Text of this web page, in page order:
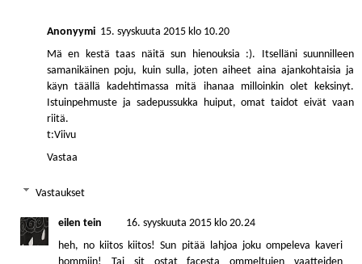
Anonyymi 15. syyskuuta 2015 klo 10.20
Mä en kestä taas näitä sun hienouksia :). Itselläni suunnilleen
samanikäinen poju, kuin sulla, joten aiheet aina ajankohtaisia ja
käyn täällä kadehtimassa mitä ihanaa milloinkin olet keksinyt.
Istuinpehmuste ja sadepussukka huiput, omat taidot eivät vaan
riitä.
t:Viivu
Vastaa
Vastaukset
eilen tein
16. syyskuuta 2015 klo 20.24
heh, no kiitos kiitos! Sun pitää lahjoa joku ompeleva kaveri
hommiin! Tai sit ostat facesta ommeltujen vaatteiden